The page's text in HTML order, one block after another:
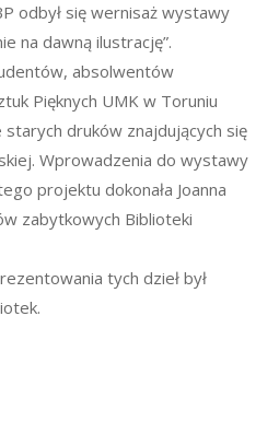
odbył się wernisaż wystawy
na dawną ilustrację”.
absolwentów
Pięknych UMK w Toruniu
druków znajdujących się
Wprowadzenia do wystawy
projektu dokonała Joanna
zabytkowych Biblioteki
tych dzieł był